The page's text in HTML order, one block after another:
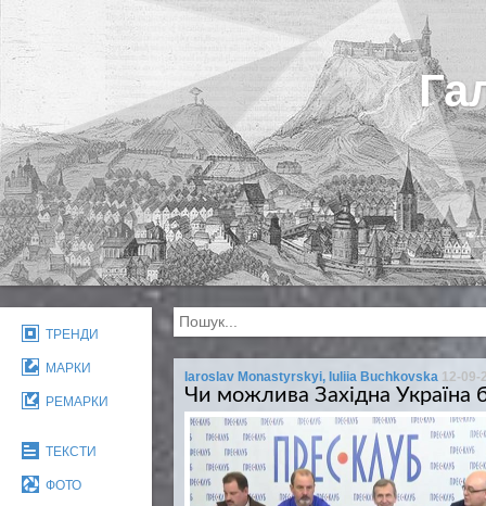
ТРЕНДИ
МАРКИ
РЕМАРКИ
ТЕКСТИ
ФОТО
Iaroslav Monastyrskyi, Iuliia Buchkovska 12-09-
Чи можлива Західна Україна